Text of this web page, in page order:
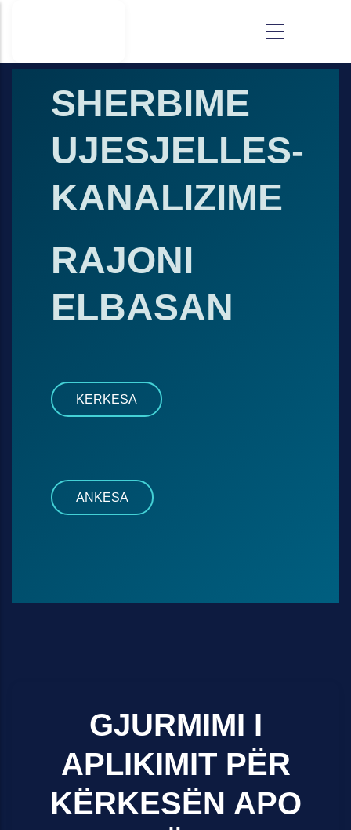
E-
SHERBIME
UJESJELLES-
KANALIZIME
RAJONI
ELBASAN
KERKESA
ANKESA
GJURMIMI I
APLIKIMIT PËR
KËRKESËN APO